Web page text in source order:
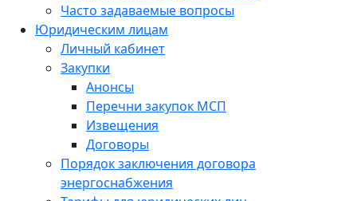
Часто задаваемые вопросы
Юридическим лицам
Личный кабинет
Закупки
Анонсы
Перечни закупок МСП
Извещения
Договоры
Порядок заключения договора
энергоснабжения